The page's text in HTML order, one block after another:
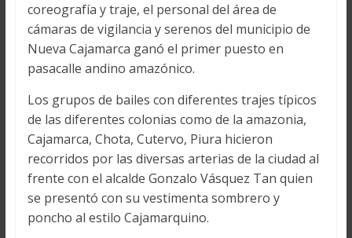
coreografía y traje, el personal del área de
cámaras de vigilancia y serenos del municipio de
Nueva Cajamarca ganó el primer puesto en
pasacalle andino amazónico.
Los grupos de bailes con diferentes trajes típicos
de las diferentes colonias como de la amazonia,
Cajamarca, Chota, Cutervo, Piura hicieron
recorridos por las diversas arterias de la ciudad al
frente con el alcalde Gonzalo Vásquez Tan quien
se presentó con su vestimenta sombrero y
poncho al estilo Cajamarquino.